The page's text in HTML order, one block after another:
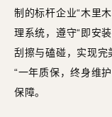
制的标杆企业“木里
理系统，遵守“即安
刮擦与磕碰，实现完
“一年质保，终身维
保障。